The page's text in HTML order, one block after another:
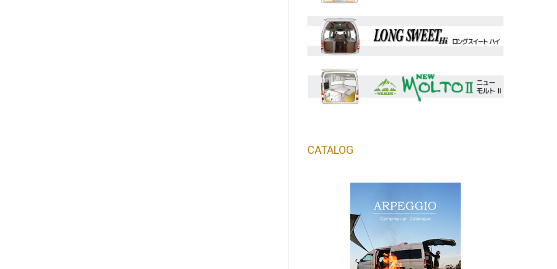
CATALOG